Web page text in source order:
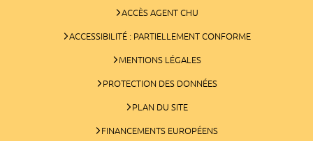
ACCÈS AGENT CHU
ACCESSIBILITÉ : PARTIELLEMENT CONFORME
MENTIONS LÉGALES
PROTECTION DES DONNÉES
PLAN DU SITE
FINANCEMENTS EUROPÉENS